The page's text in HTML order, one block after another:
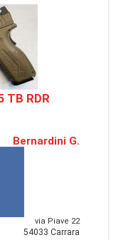
TB RDR
Bernardini G.
via Piave 22
54033 Carrara